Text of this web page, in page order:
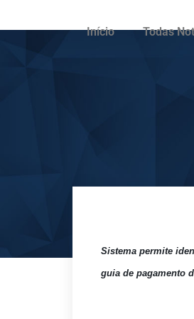
Início Todas
Sistema permite
guia de pagamento